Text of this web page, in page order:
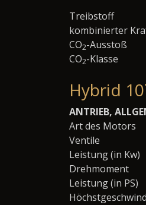
Treibstoff
kombinierter
CO2-Ausstoß
CO2-Klasse
Hybrid
ANTRIEB,
Art des Motors
Ventile
Leistung (in Kw)
Drehmoment
Leistung (in PS)